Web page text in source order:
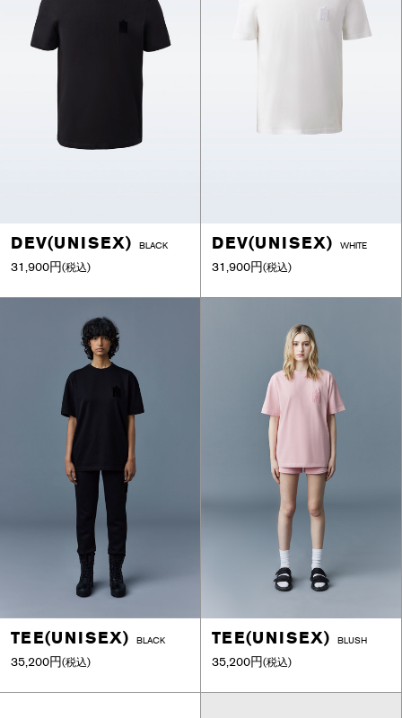
DEV(UNISEX) BLACK
31,900円(税込)
DEV(UNISEX) WHITE
31,900円(税込)
TEE(UNISEX) BLACK
35,200円(税込)
TEE(UNISEX) BLUSH
35,200円(税込)